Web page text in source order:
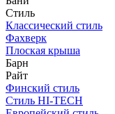
Стиль
Классический стиль
Фахверк
Плоская крыша
Барн
Райт
Финский стиль
Стиль HI-TECH